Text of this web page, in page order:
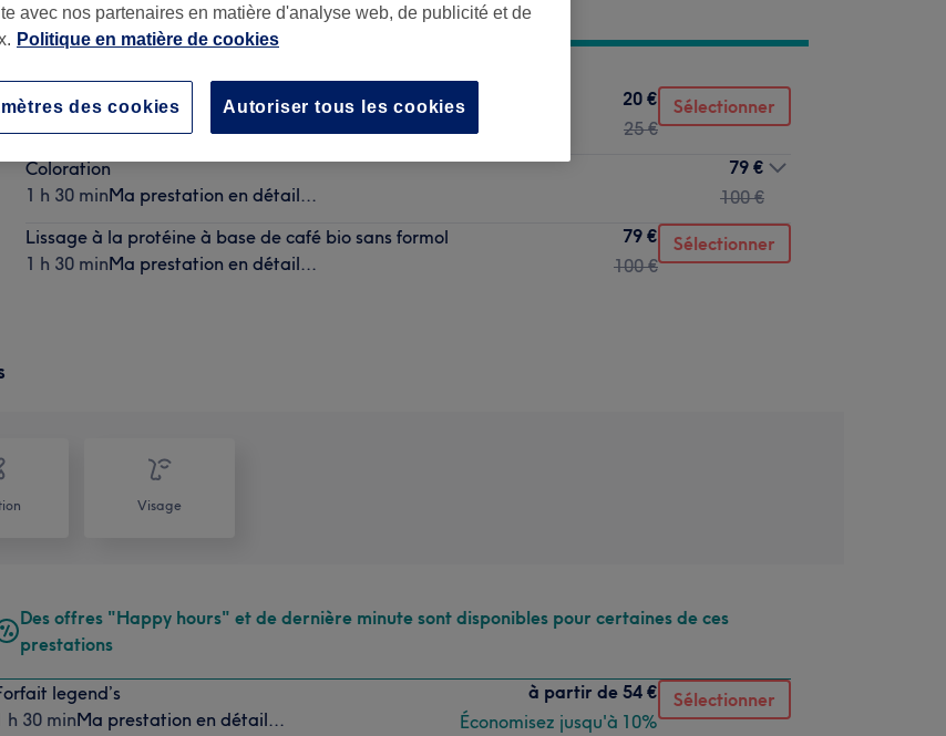
Etudiant - Coupe (-26 ans)
20 €
25 €
Sélectionner
Coloration
1 h 30 minMa prestation en détail...
79 €
100 €
Lissage à la protéine à base de café bio sans formol
1 h 30 minMa prestation en détail...
79 €
100 €
Sélectionner
Visage
Des offres "Happy hours" et de dernière minute sont disponibles pour certaines de ces
prestations
legend’s
h 30 minMa prestation en détail...
à partir de 54 €
Économisez jusqu'à 10%
Sélectionner
avec nos partenaires en matière d'analyse web, de publicité et de
Politique en matière de cookies
Autoriser tous les cookies
des cookies